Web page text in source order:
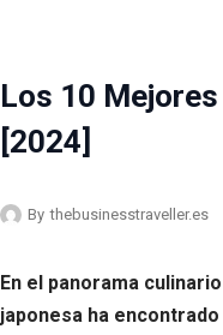
Los 10
[2024]
By thebusinesstraveller.es
En el panorama
japonesa ha